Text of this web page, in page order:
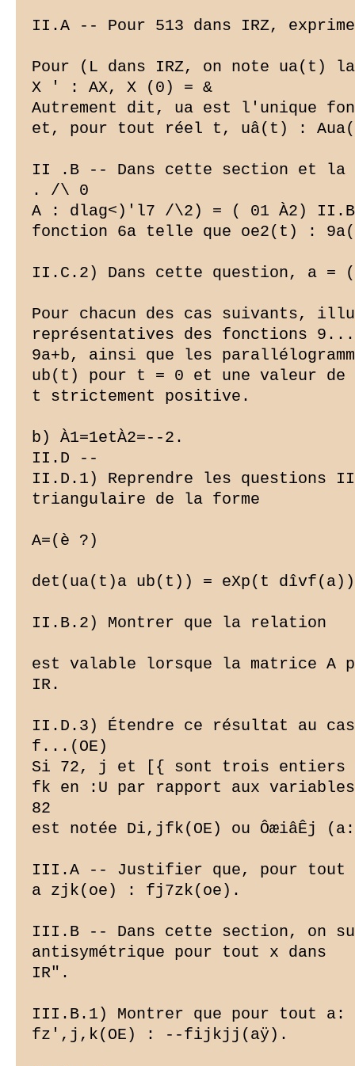
II.A -- Pour 513 dans IRZ,
Pour (L dans IRZ, on note ua(t)
X ' : AX, X (0) = &
Autrement dit, ua est l'unique
et, pour tout réel t, uâ(t) :
II .B -- Dans cette section et la
. /\ 0
A : dlag<)'l7 /\2) = ( 01 À2)
fonction 6a telle que oe2(t) :
II.C.2) Dans cette question, a
Pour chacun des cas suivants,
représentatives des fonctions
9a+b, ainsi que les
ub(t) pour t = 0 et une valeur de
t strictement positive.
b) À1=1etÀ2=--2.
II.D --
II.D.1) Reprendre les questions
triangulaire de la forme
A=(è ?)
det(ua(t)a ub(t)) = eXp(t
II.B.2) Montrer que la relation
est valable lorsque la matrice A
IR.
II.D.3) Étendre ce résultat au
f...(OE)
Si 72, j et [{ sont trois entiers
fk en :U par rapport aux
82
est notée Di,jfk(OE) ou ÔæiâÊj
III.A -- Justifier que, pour
a zjk(oe) : fj7zk(oe).
III.B -- Dans cette section, on
antisymétrique pour tout x dans
IR".
III.B.1) Montrer que pour tout
fz',j,k(OE) : --fijkjj(aÿ).